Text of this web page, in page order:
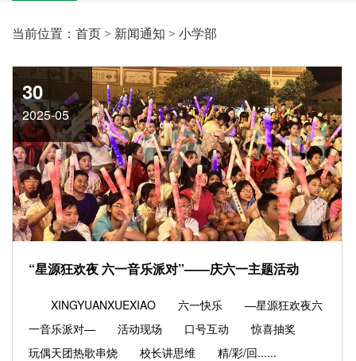
当前位置： 首页 > 新闻通知 > 小学部
30
2025-05
“星源狂欢夜 六一音乐派对”——庆六一主题活动
XINGYUANXUEXIAO 六一快乐 —星源狂欢夜六
一音乐派对— 活动现场 口号互动 惊喜抽奖
玩偶天团热歌串烧 校长讲思维 精/彩/回......